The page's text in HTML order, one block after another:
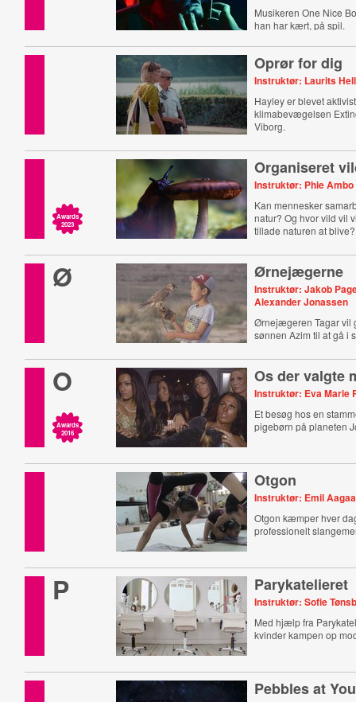
Musikeren One Nice
han har kært, på spil.
Oprør for dig
Instruktør: Laurits
Hayley er blevet
klimabevægelsen
Viborg.
Awards
2023
Organiseret
Instruktør: Phie Ambo
Kan mennesker
natur? Og hvor vild vil
tillade naturen at blive?
Ø Ørnejægerne
Instruktør: Jakob
Alexander Jonassen
Ørnejægeren Tagar vil
sønnen Azim til at gå i
O
Awards
2016
Os der valgte
Instruktør: Eva Marie
Et besøg hos en
pigebørn på planeten
Otgon
Instruktør: Emil
Otgon kæmper hver
professionelt
P Parykatelieret
Instruktør: Sofie
Med hjælp fra
kvinder kampen op
Pebbles at